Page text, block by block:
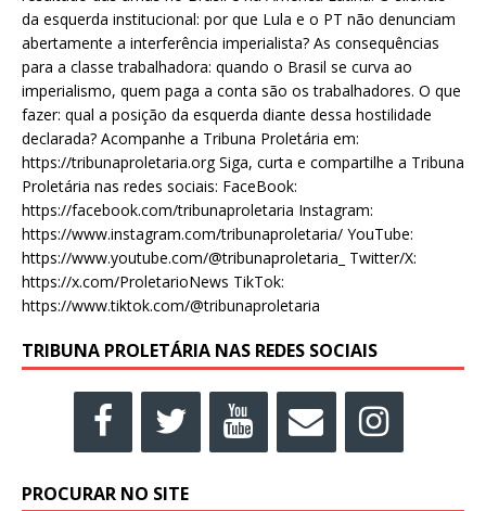
da esquerda institucional: por que Lula e o PT não denunciam
abertamente a interferência imperialista? As consequências
para a classe trabalhadora: quando o Brasil se curva ao
imperialismo, quem paga a conta são os trabalhadores. O que
fazer: qual a posição da esquerda diante dessa hostilidade
declarada? Acompanhe a Tribuna Proletária em:
https://tribunaproletaria.org Siga, curta e compartilhe a Tribuna
Proletária nas redes sociais: FaceBook:
https://facebook.com/tribunaproletaria Instagram:
https://www.instagram.com/tribunaproletaria/ YouTube:
https://www.youtube.com/@tribunaproletaria_ Twitter/X:
https://x.com/ProletarioNews TikTok:
https://www.tiktok.com/@tribunaproletaria
TRIBUNA PROLETÁRIA NAS REDES SOCIAIS
PROCURAR NO SITE